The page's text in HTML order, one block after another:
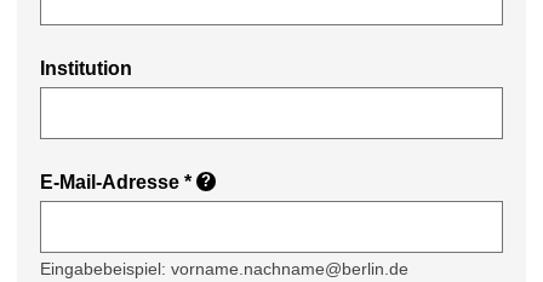
Institution
E-Mail-Adresse * ?
Eingabebeispiel: vorname.nachname@berlin.de